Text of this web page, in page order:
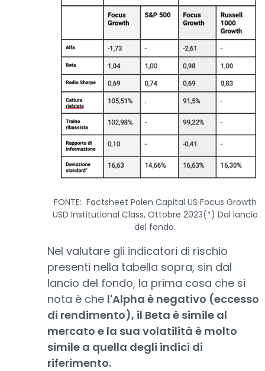
FONTE: Factsheet Polen Capital US Focus Growth
USD Institutional Class, Ottobre 2023(*) Dal lancio
del fondo.
Nel valutare gli indicatori di rischio
presenti nella tabella sopra, sin dal
lancio del fondo, la prima cosa che si
nota è che l'Alpha è negativo (eccesso
di rendimento), il Beta è simile al
mercato e la sua volatilità è molto
simile a quella degli indici di
riferimento.